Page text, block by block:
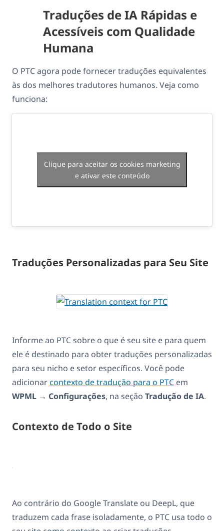
Traduções de IA Rápidas e
Acessíveis com Qualidade
Humana
O PTC agora pode fornecer traduções equivalentes
às dos melhores tradutores humanos. Veja como
funciona:
Clique para aceitar os cookies marketing
e ativar este conteúdo
Traduções Personalizadas para Seu Site
Informe ao PTC sobre o que é seu site e para quem
ele é destinado para obter traduções personalizadas
para seu nicho e setor específicos. Você pode
adicionarcontexto de tradução para o PTC em
WPML → Configurações, na seção Tradução de IA.
Contexto de Todo o Site
Ao contrário do Google Translate ou DeepL, que
traduzem cada frase isoladamente, o PTC usa todo o